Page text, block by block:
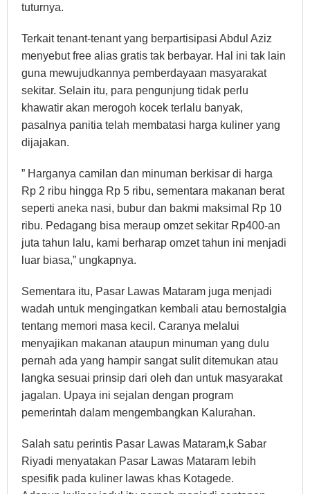
tuturnya.
Terkait tenant-tenant yang berpartisipasi Abdul Aziz
menyebut free alias gratis tak berbayar. Hal ini tak lain
guna mewujudkannya pemberdayaan masyarakat
sekitar. Selain itu, para pengunjung tidak perlu
khawatir akan merogoh kocek terlalu banyak,
pasalnya panitia telah membatasi harga kuliner yang
dijajakan.
” Harganya camilan dan minuman berkisar di harga
Rp 2 ribu hingga Rp 5 ribu, sementara makanan berat
seperti aneka nasi, bubur dan bakmi maksimal Rp 10
ribu. Pedagang bisa meraup omzet sekitar Rp400-an
juta tahun lalu, kami berharap omzet tahun ini menjadi
luar biasa,” ungkapnya.
Sementara itu, Pasar Lawas Mataram juga menjadi
wadah untuk mengingatkan kembali atau bernostalgia
tentang memori masa kecil. Caranya melalui
menyajikan makanan ataupun minuman yang dulu
pernah ada yang hampir sangat sulit ditemukan atau
langka sesuai prinsip dari oleh dan untuk masyarakat
jagalan. Upaya ini sejalan dengan program
pemerintah dalam mengembangkan Kalurahan.
Salah satu perintis Pasar Lawas Mataram,k Sabar
Riyadi menyatakan Pasar Lawas Mataram lebih
spesifik pada kuliner lawas khas Kotagede.